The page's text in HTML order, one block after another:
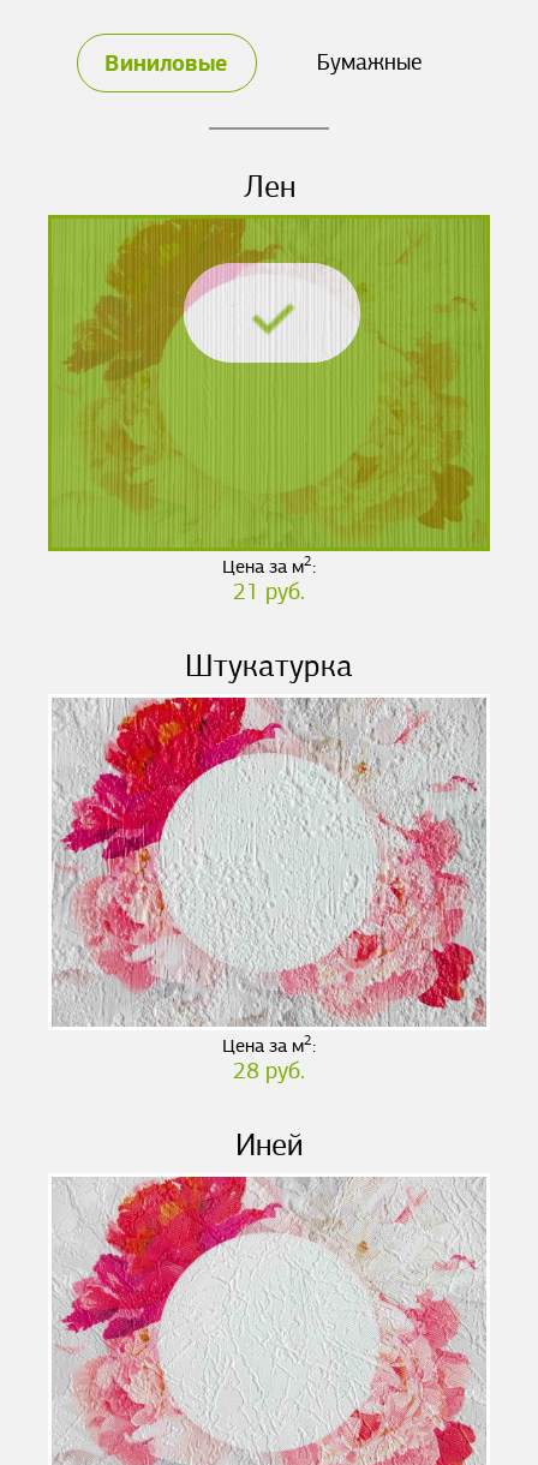
Виниловые Бумажные
Лен
Цена за м2:
21 руб.
Штукатурка
Цена за м2:
28 руб.
Иней